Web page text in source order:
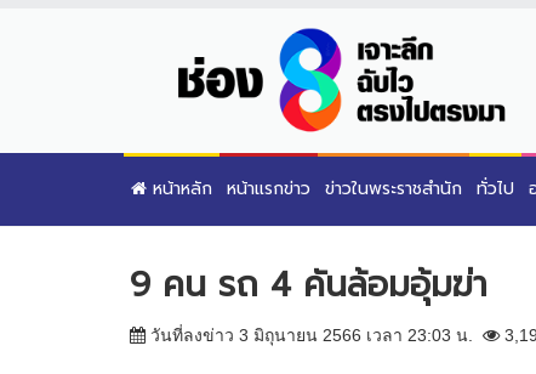
หน้าหลัก หน้าแรกข่าว ข่าวในพระราชสำนัก ทั่วไป
9 คน รถ 4 คันล้อมอุ้มฆ่า
วันที่ลงข่าว 3 มิถุนายน 2566 เวลา 23:03 น.